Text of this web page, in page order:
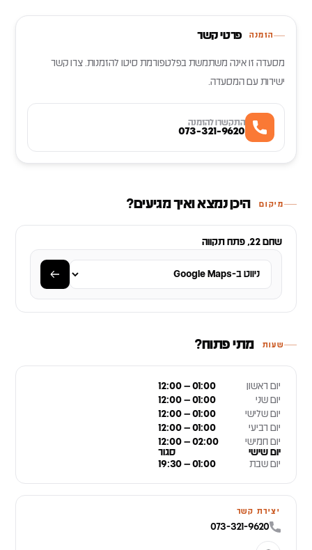
הזמנה פרטי קשר
מסעדה זו אינה משתמשת בפלטפורמת סיטו להזמנות. צרו קשר
ישירות עם המסעדה.
התקשרו להזמנה
073-321-9620
מיקום היכן נמצא ואיך מגיעים?
שחם 22, פתח תקווה
שעות מתי פתוח?
יום ראשון
12:00 – 01:00
יום שני
12:00 – 01:00
יום שלישי
12:00 – 01:00
יום רביעי
12:00 – 01:00
יום חמישי
12:00 – 02:00
יום שישי
סגור
יום שבת
19:30 – 01:00
יצירת קשר
073-321-9620